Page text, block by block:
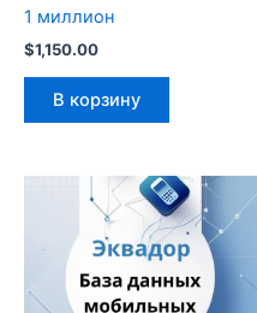
1 миллион
$1,150.00
В корзину